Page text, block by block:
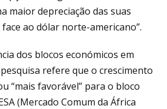
maior depreciação das suas
ao dólar norte-americano”.
dos blocos económicos em
pesquisa refere que o crescimento
“mais favorável” para o bloco
(Mercado Comum da África